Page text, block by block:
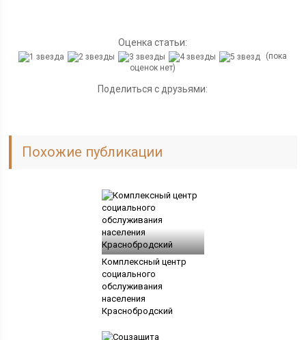
Оценка статьи:
(пока
оценок нет)
Поделиться с друзьями:
Похожие публикации
Комплексный центр
социального
обслуживания
населения
Краснобродский